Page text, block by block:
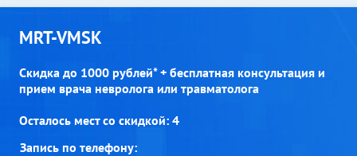
MRT-VMSK
Скидка до 1000 рублей* + бесплатная консультация и
прием врача невролога или травматолога
Осталось мест со скидкой: 4